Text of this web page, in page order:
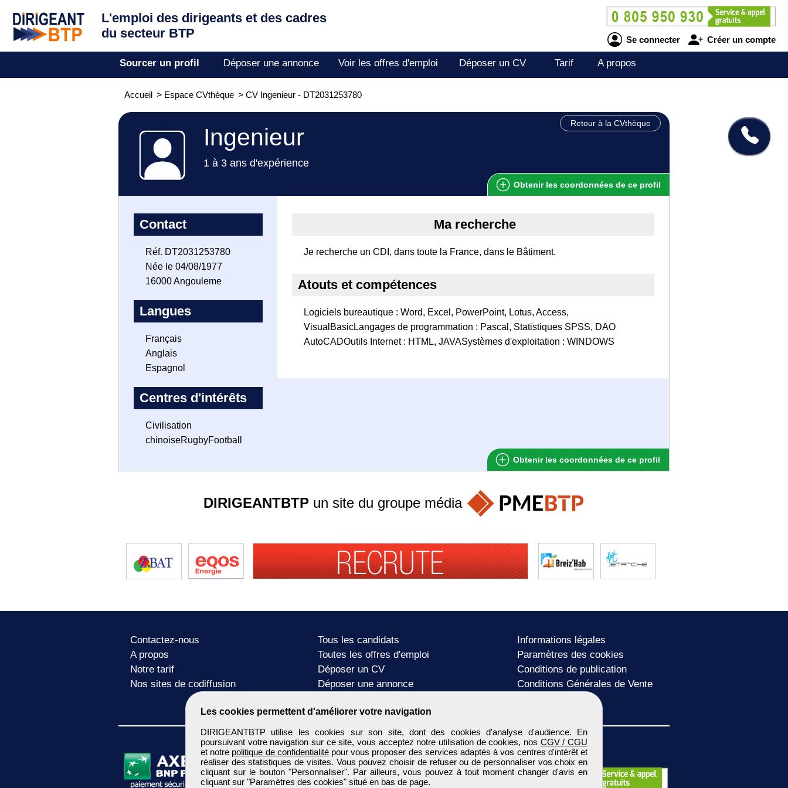
L'emploi des dirigeants et des cadres
du secteur BTP
Se connecter Créer un compte
Sourcer un profil Déposer une annonce Voir les offres d'emploi Déposer un CV Tarif A propos
Accueil > Espace CVthèque > CV Ingenieur - DT2031253780
Retour à la CVthèque
Ingenieur
1 à 3 ans d'expérience
Obtenir les coordonnées de ce profil
Contact
Réf. DT2031253780
Née le 04/08/1977
16000 Angouleme
Langues
Français
Anglais
Espagnol
Centres d'intérêts
Civilisation
chinoiseRugbyFootball
Ma recherche
Je recherche un CDI, dans toute la France, dans le Bâtiment.
Atouts et compétences
Logiciels bureautique : Word, Excel, PowerPoint, Lotus, Access,
VisualBasicLangages de programmation : Pascal, Statistiques SPSS, DAO
AutoCADOutils Internet : HTML, JAVASystèmes d'exploitation : WINDOWS
Obtenir les coordonnées de ce profil
Les cookies permettent d'améliorer votre navigation
DIRIGEANTBTP utilise les cookies sur son site, dont des cookies d'analyse d'audience. En
poursuivant votre navigation sur ce site, vous acceptez notre utilisation de cookies, nos CGV / CGU
et notre politique de confidentialitépour vous proposer des services adaptés à vos centres d'intérêt et
réaliser des statistiques de visites. Vous pouvez choisir de refuser ou de personnaliser vos choix en
cliquant sur le bouton "Personnaliser". Par ailleurs, vous pouvez à tout moment changer d'avis en
cliquant sur "Paramètres des cookies" situé en bas de page.
DIRIGEANTBTPun site du groupe média
Contactez-nous
A propos
Notre tarif
Nos sites de codiffusion
Tous les candidats
Toutes les offres d'emploi
Déposer un CV
Déposer une annonce
Informations légales
Paramètres des cookies
Conditions de publication
Conditions Générales de Vente